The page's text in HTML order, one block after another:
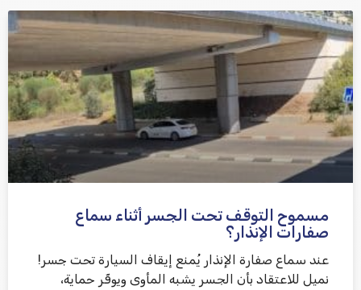
אני מאשר/ת קבלת דיוור במייל ושימוש בפרטים בהתאם
למדיניות הפרטיות
שלח משוב
مسموح التوقف تحت الجسر أثناء سماع
صفارات الإنذار؟
عند سماع صفارة الإنذار يُمنع إيقاف السيارة تحت جسر!
نميل للاعتقاد بأن الجسر يشبه المأوى ويوفّر حماية،